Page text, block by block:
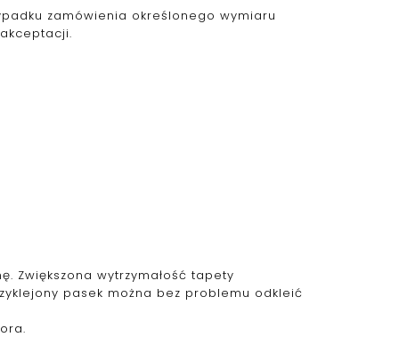
zamówienia określonego wymiaru
Zwiększona wytrzymałość tapety
pasek można bez problemu odkleić